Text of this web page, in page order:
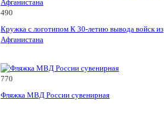
490
Кружка с логотипом К 30-летию вывода войск из
Афганистана
770
Фляжка МВД России сувенирная